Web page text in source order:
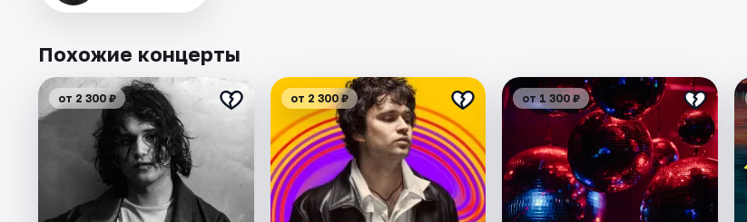
Похожие концерты
от 2 300 ₽ от 2 300 ₽ от 1 300 ₽